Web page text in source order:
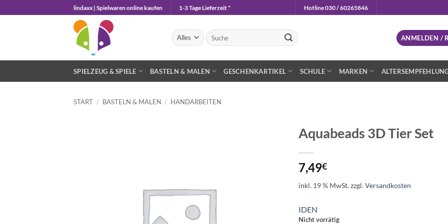
Inhalt
lindaxx | Spielwaren online kaufen 1-3 Tage Lieferzeit * Hotline 030 / 60265846
Suchen
nach:
ANMELDEN /
SPIELZEUG & SPIELE BASTELN & MALEN GESCHENKARTIKEL SCHULE MARKEN
START / BASTELN & MALEN / HANDARBEITEN
Aquabeads 3D Tier Set
7,49€
inkl. 19 % MwSt.zzgl.Versandkosten
IDEN
Nicht vorrätig